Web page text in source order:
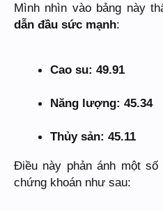
Mình nhìn vào bảng này
dẫn đầu sức mạnh:
Cao su: 49.91
Năng lượng: 45.34
Thủy sản: 45.11
Điều này phản ánh một
chứng khoán như sau: